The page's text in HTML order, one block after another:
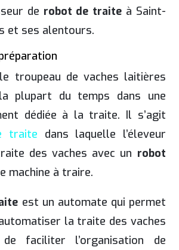
de robot de traite à Saint-
et ses alentours.
troupeau de vaches laitières
plupart du temps dans une
dédiée à la traite. Il s’agit
traite dans laquelle l’éleveur
des vaches avec un robot
machine à traire.
est un automate qui permet
la traite des vaches
faciliter l’organisation de